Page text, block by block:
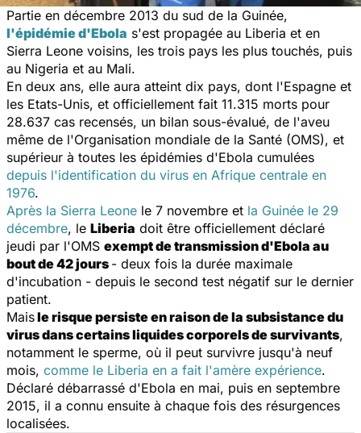
Partie en décembre 2013 du sud de la Guinée,
l'épidémie d'Ebola s'est propagée au Liberia et en
Sierra Leone voisins, les trois pays les plus touchés, puis
au Nigeria et au Mali.
En deux ans, elle aura atteint dix pays, dont l'Espagne et
les Etats-Unis, et officiellement fait 11.315 morts pour
28.637 cas recensés, un bilan sous-évalué, de l'aveu
même de l'Organisation mondiale de la Santé (OMS), et
supérieur à toutes les épidémies d'Ebola cumulées
depuis l'identification du virus en Afrique centrale en
1976.
Après la Sierra Leone le 7 novembre et la Guinée le 29
décembre, le Liberia doit être officiellement déclaré
jeudi par l'OMS exempt de transmission d'Ebola au
bout de 42 jours - deux fois la durée maximale
d'incubation - depuis le second test négatif sur le dernier
patient.
Maisle risque persiste en raison de la subsistance du
virus dans certains liquides corporels de survivants,
notamment le sperme, où il peut survivre jusqu'à neuf
mois, comme le Liberia en a fait l'amère expérience.
Déclaré débarrassé d'Ebola en mai, puis en septembre
2015, il a connu ensuite à chaque fois des résurgences
localisées.